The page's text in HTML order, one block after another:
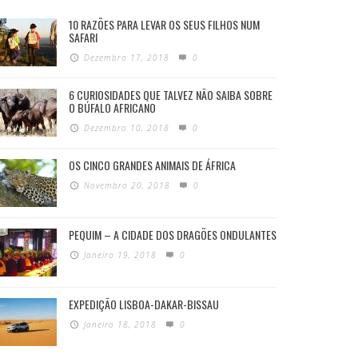
10 RAZÕES PARA LEVAR OS SEUS FILHOS NUM
SAFARI
Dezembro 17, 2018 0
6 CURIOSIDADES QUE TALVEZ NÃO SAIBA SOBRE
O BÚFALO AFRICANO
Dezembro 10, 2018 0
OS CINCO GRANDES ANIMAIS DE ÁFRICA
Novembro 20, 2018 0
PEQUIM – A CIDADE DOS DRAGÕES ONDULANTES
Janeiro 19, 2018 0
EXPEDIÇÃO LISBOA-DAKAR-BISSAU
Janeiro 18, 2018 0